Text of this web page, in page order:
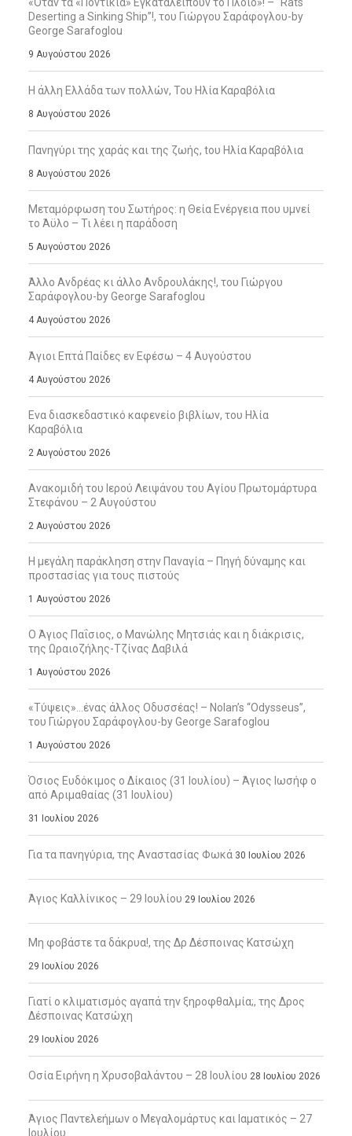
«Όταν τα «Ποντίκια» Εγκαταλείπουν το Πλοίο»! – “Rats
Deserting a Sinking Ship”!, του Γιώργου Σαράφογλου-by
George Sarafoglou
9 Αυγούστου 2026
Η άλλη Ελλάδα των πολλών, Του Ηλία Καραβόλια
8 Αυγούστου 2026
Πανηγύρι της χαράς και της ζωής, tου Ηλία Καραβόλια
8 Αυγούστου 2026
Μεταμόρφωση του Σωτήρος: η Θεία Ενέργεια που υμνεί
το Άϋλο – Τι λέει η παράδοση
5 Αυγούστου 2026
Άλλο Ανδρέας κι άλλο Ανδρουλάκης!, του Γιώργου
Σαράφογλου-by George Sarafoglou
4 Αυγούστου 2026
Άγιοι Επτά Παίδες εν Εφέσω – 4 Αυγούστου
4 Αυγούστου 2026
Ενα διασκεδαστικό καφενείο βιβλίων, του Ηλία
Καραβόλια
2 Αυγούστου 2026
Ανακομιδή του Ιερού Λειψάνου του Αγίου Πρωτομάρτυρα
Στεφάνου – 2 Αυγούστου
2 Αυγούστου 2026
Η μεγάλη παράκληση στην Παναγία – Πηγή δύναμης και
προστασίας για τους πιστούς
1 Αυγούστου 2026
Ο Άγιος Παΐσιος, ο Μανώλης Μητσιάς και η διάκρισις,
της Ωραιοζήλης-Τζίνας Δαβιλά
1 Αυγούστου 2026
«Τύψεις»…ένας άλλος Οδυσσέας! – Nolan’s “Odysseus”,
του Γιώργου Σαράφογλου-by George Sarafoglou
1 Αυγούστου 2026
Όσιος Ευδόκιμος ο Δίκαιος (31 Ιουλίου) – Άγιος Ιωσήφ ο
από Αριμαθαίας (31 Ιουλίου)
31 Ιουλίου 2026
Για τα πανηγύρια, της Αναστασίας Φωκά 30 Ιουλίου 2026
Άγιος Καλλίνικος – 29 Ιουλίου 29 Ιουλίου 2026
Μη φοβάστε τα δάκρυα!, της Δρ Δέσποινας Κατσώχη
29 Ιουλίου 2026
Γιατί ο κλιματισμός αγαπά την ξηροφθαλμία;, της Δρος
Δέσποινας Κατσώχη
29 Ιουλίου 2026
Οσία Ειρήνη η Χρυσοβαλάντου – 28 Ιουλίου 28 Ιουλίου 2026
Άγιος Παντελεήμων ο Μεγαλομάρτυς και Ιαματικός – 27
Ιουλίου